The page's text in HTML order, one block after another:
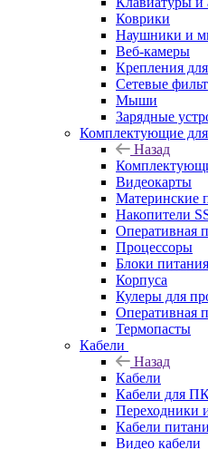
Коврики
Наушники и
Веб-камеры
Крепления
Сетевые
Мыши
Зарядные
Комплектующие
Назад
Видеокарты
Материнские
Накопители
Оперативная
Процессоры
Блоки питания
Корпуса
Кулеры для
Оперативная
Термопасты
Кабели
Назад
Кабели
Кабели для
Переходники
Кабели
Видео кабели